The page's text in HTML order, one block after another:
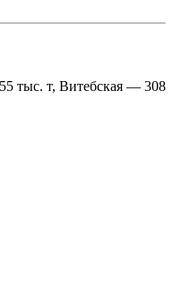
тыс. т, Витебская — 308